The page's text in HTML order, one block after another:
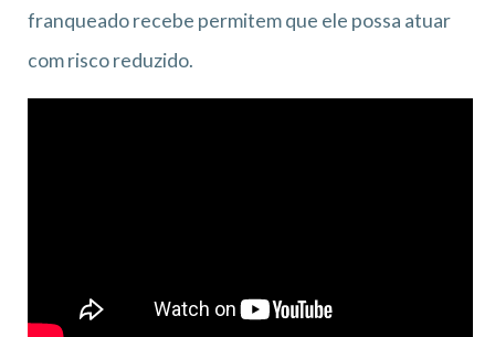
franqueado recebe permitem que ele possa atuar
com risco reduzido.